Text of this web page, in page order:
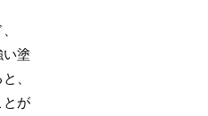
い塗
、
とが